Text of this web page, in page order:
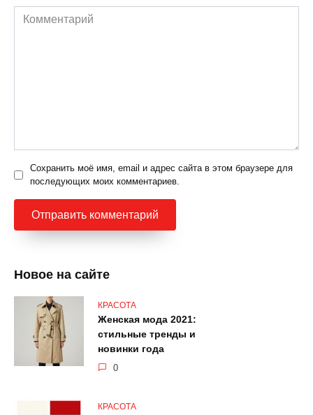
Комментарий
Сохранить моё имя, email и адрес сайта в этом браузере для
последующих моих комментариев.
Новое на сайте
КРАСОТА
Женская мода 2021:
стильные тренды и
новинки года
0
КРАСОТА